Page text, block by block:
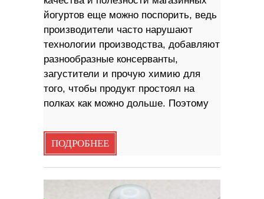
йогуртов еще можно поспорить, ведь
производители часто нарушают
технологии производства, добавляют
разнообразные консерванты,
загустители и прочую химию для
того, чтобы продукт простоял на
полках как можно дольше. Поэтому
ПОДРОБНЕЕ